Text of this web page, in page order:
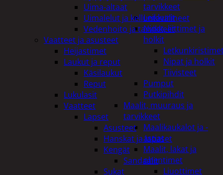
tarvikkeet
Leikkurit
Nipat, liittimet ja
holkit
Nipat ja holkit
Tiivisteet
Pumput
Putkipihdit
Maalit, muuraus ja
tarvikkeet
Maalikaukalot ja -
astiat
Maalit, lakat ja
ohentimet
Liuottimet
Uima-altaat
Uimalelut ja kelluntavälineet
Vedenhoito ja tarvikkeet
Vaatteet ja asusteet
Heijastimet
Laukut ja reput
Käsilaukut
Reput
Lukulasit
Vaatteet
Lapset
Asusteet
Hanskat ja lapaset
Kengät
Sandaalit
Sukat